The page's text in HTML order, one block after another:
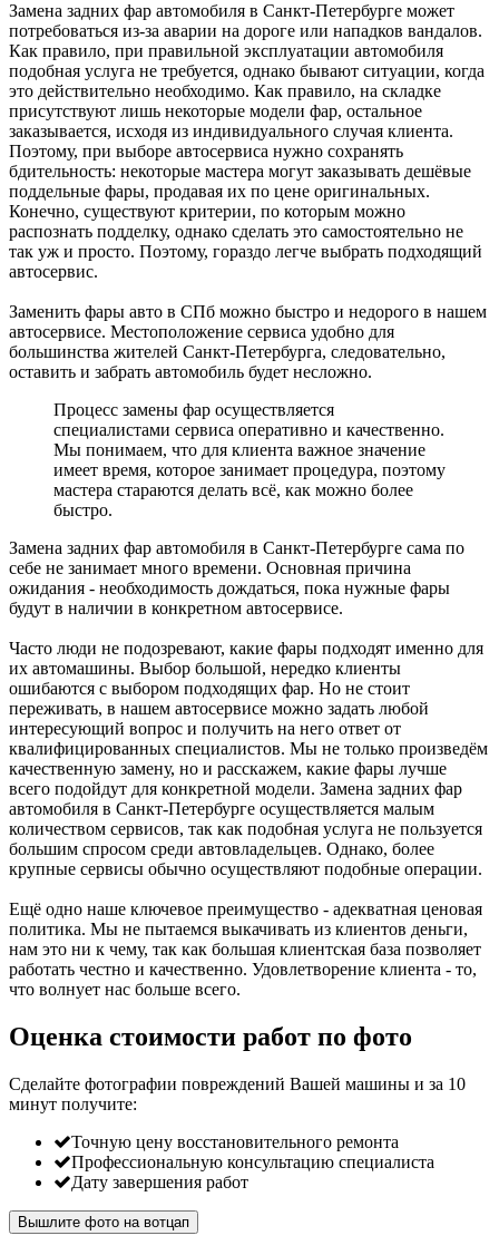
Замена задних фар автомобиля в Санкт-Петербурге может
потребоваться из-за аварии на дороге или нападков вандалов.
Как правило, при правильной эксплуатации автомобиля
подобная услуга не требуется, однако бывают ситуации, когда
это действительно необходимо. Как правило, на складке
присутствуют лишь некоторые модели фар, остальное
заказывается, исходя из индивидуального случая клиента.
Поэтому, при выборе автосервиса нужно сохранять
бдительность: некоторые мастера могут заказывать дешёвые
поддельные фары, продавая их по цене оригинальных.
Конечно, существуют критерии, по которым можно
распознать подделку, однако сделать это самостоятельно не
так уж и просто. Поэтому, гораздо легче выбрать подходящий
автосервис.
Заменить фары авто в СПб можно быстро и недорого в нашем
автосервисе. Местоположение сервиса удобно для
большинства жителей Санкт-Петербурга, следовательно,
оставить и забрать автомобиль будет несложно.
Процесс замены фар осуществляется
специалистами сервиса оперативно и качественно.
Мы понимаем, что для клиента важное значение
имеет время, которое занимает процедура, поэтому
мастера стараются делать всё, как можно более
быстро.
Замена задних фар автомобиля в Санкт-Петербурге сама по
себе не занимает много времени. Основная причина
ожидания - необходимость дождаться, пока нужные фары
будут в наличии в конкретном автосервисе.
Часто люди не подозревают, какие фары подходят именно для
их автомашины. Выбор большой, нередко клиенты
ошибаются с выбором подходящих фар. Но не стоит
переживать, в нашем автосервисе можно задать любой
интересующий вопрос и получить на него ответ от
квалифицированных специалистов. Мы не только произведём
качественную замену, но и расскажем, какие фары лучше
всего подойдут для конкретной модели. Замена задних фар
автомобиля в Санкт-Петербурге осуществляется малым
количеством сервисов, так как подобная услуга не пользуется
большим спросом среди автовладельцев. Однако, более
крупные сервисы обычно осуществляют подобные операции.
Ещё одно наше ключевое преимущество - адекватная ценовая
политика. Мы не пытаемся выкачивать из клиентов деньги,
нам это ни к чему, так как большая клиентская база позволяет
работать честно и качественно. Удовлетворение клиента - то,
что волнует нас больше всего.
Оценка стоимости работ по фото
Сделайте фотографии повреждений Вашей машины и за 10
минут получите:
Точную цену восстановительного ремонта
Профессиональную консультацию специалиста
Дату завершения работ
Вышлите фото на вотцап